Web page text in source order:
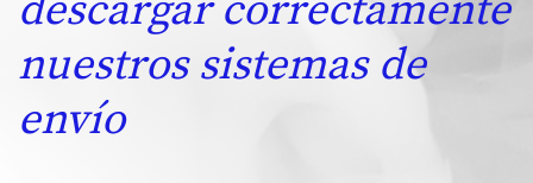
descargar correctamente
nuestros sistemas de
envío